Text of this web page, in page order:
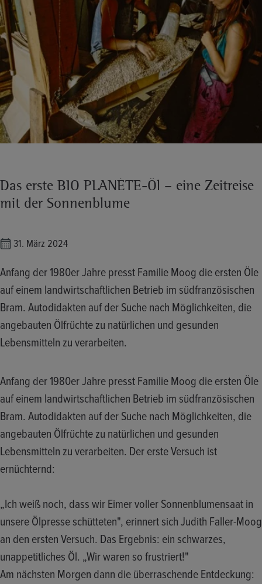
Das erste BIO PLANÈTE-Öl – eine Zeitreise
mit der Sonnenblume
31. März 2024
Anfang der 1980er Jahre presst Familie Moog die ersten Öle
auf einem landwirtschaftlichen Betrieb im südfranzösischen
Bram. Autodidakten auf der Suche nach Möglichkeiten, die
angebauten Ölfrüchte zu natürlichen und gesunden
Lebensmitteln zu verarbeiten.
Anfang der 1980er Jahre presst Familie Moog die ersten Öle
auf einem landwirtschaftlichen Betrieb im südfranzösischen
Bram. Autodidakten auf der Suche nach Möglichkeiten, die
angebauten Ölfrüchte zu natürlichen und gesunden
Lebensmitteln zu verarbeiten. Der erste Versuch ist
ernüchternd:
„Ich weiß noch, dass wir Eimer voller Sonnenblumensaat in
unsere Ölpresse schütteten", erinnert sich Judith Faller-Moog
an den ersten Versuch. Das Ergebnis: ein schwarzes,
unappetitliches Öl. „Wir waren so frustriert!"
Am nächsten Morgen dann die überraschende Entdeckung: